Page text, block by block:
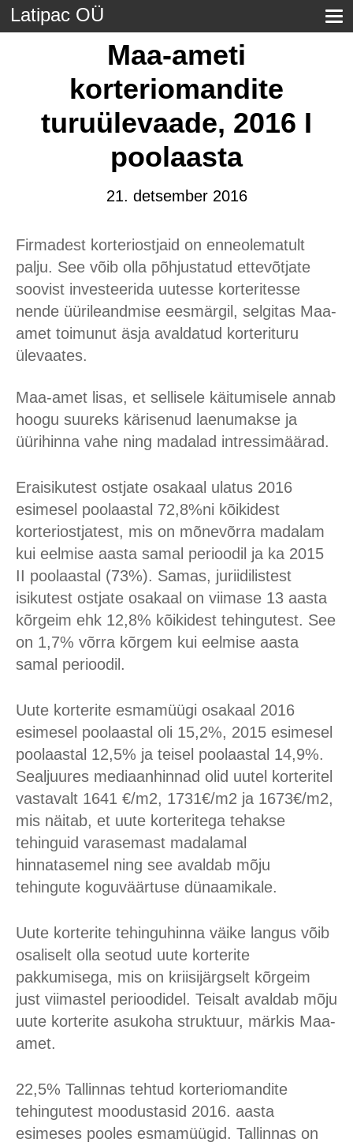
Latipac OÜ
Maa-ameti
korteriomandite
turuülevaade, 2016 I
poolaasta
21. detsember 2016
Firmadest korteriostjaid on enneolematult
palju. See võib olla põhjustatud ettevõtjate
soovist investeerida uutesse korteritesse
nende üürileandmise eesmärgil, selgitas Maa-
amet toimunut äsja avaldatud korterituru
ülevaates.
Maa-amet lisas, et sellisele käitumisele annab
hoogu suureks kärisenud laenumakse ja
üürihinna vahe ning madalad intressimäärad.
Eraisikutest ostjate osakaal ulatus 2016
esimesel poolaastal 72,8%ni kõikidest
korteriostjatest, mis on mõnevõrra madalam
kui eelmise aasta samal perioodil ja ka 2015
II poolaastal (73%). Samas, juriidilistest
isikutest ostjate osakaal on viimase 13 aasta
kõrgeim ehk 12,8% kõikidest tehingutest. See
on 1,7% võrra kõrgem kui eelmise aasta
samal perioodil.
Uute korterite esmamüügi osakaal 2016
esimesel poolaastal oli 15,2%, 2015 esimesel
poolaastal 12,5% ja teisel poolaastal 14,9%.
Sealjuures mediaanhinnad olid uutel korteritel
vastavalt 1641 €/m2, 1731€/m2 ja 1673€/m2,
mis näitab, et uute korteritega tehakse
tehinguid varasemast madalamal
hinnatasemel ning see avaldab mõju
tehingute koguväärtuse dünaamikale.
Uute korterite tehinguhinna väike langus võib
osaliselt olla seotud uute korterite
pakkumisega, mis on kriisijärgselt kõrgeim
just viimastel perioodidel. Teisalt avaldab mõju
uute korterite asukoha struktuur, märkis Maa-
amet.
22,5% Tallinnas tehtud korteriomandite
tehingutest moodustasid 2016. aasta
esimeses pooles esmamüügid. Tallinnas on